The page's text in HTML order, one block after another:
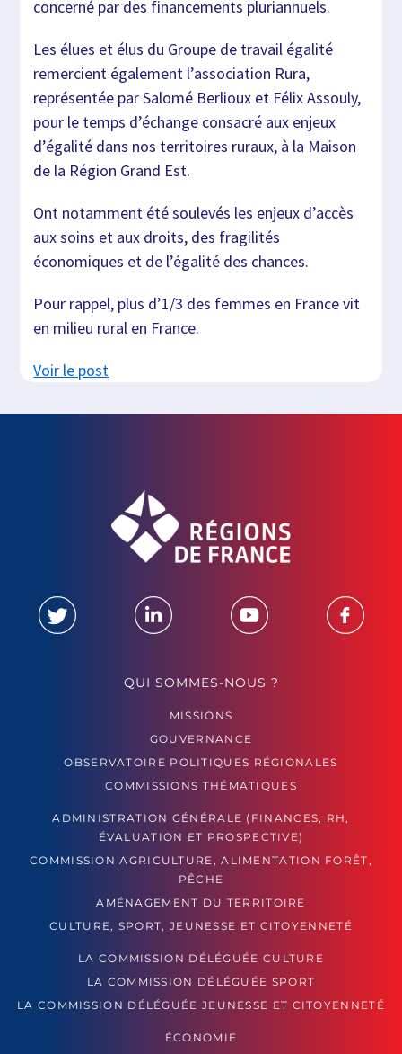
concerné par des financements pluriannuels.
Les élues et élus du Groupe de travail égalité
remercient également l’association Rura,
représentée par Salomé Berlioux et Félix Assouly,
pour le temps d’échange consacré aux enjeux
d’égalité dans nos territoires ruraux, à la Maison
de la Région Grand Est.
Ont notamment été soulevés les enjeux d’accès
aux soins et aux droits, des fragilités
économiques et de l’égalité des chances.
Pour rappel, plus d’1/3 des femmes en France vit
en milieu rural en France.
Voir le post
QUI SOMMES-NOUS ?
MISSIONS
GOUVERNANCE
OBSERVATOIRE POLITIQUES RÉGIONALES
COMMISSIONS THÉMATIQUES
ADMINISTRATION GÉNÉRALE (FINANCES, RH,
ÉVALUATION ET PROSPECTIVE)
COMMISSION AGRICULTURE, ALIMENTATION FORÊT,
PÊCHE
AMÉNAGEMENT DU TERRITOIRE
CULTURE, SPORT, JEUNESSE ET CITOYENNETÉ
LA COMMISSION DÉLÉGUÉE CULTURE
LA COMMISSION DÉLÉGUÉE SPORT
LA COMMISSION DÉLÉGUÉE JEUNESSE ET CITOYENNETÉ
ÉCONOMIE